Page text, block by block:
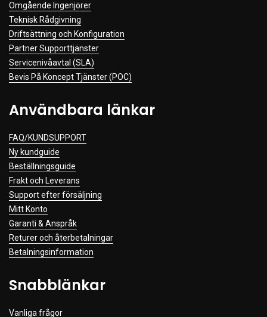
Omgående Ingenjörer
Teknisk Rådgivning
Driftsättning och Konfiguration
Partner Supporttjänster
Servicenivåavtal (SLA)
Bevis På Koncept Tjänster (POC)
Användbara länkar
FAQ/KUNDSUPPORT
Ny kundguide
Beställningsguide
Frakt och Leverans
Support efter försäljning
Mitt Konto
Garanti & Anspråk
Returer och återbetalningar
Betalningsinformation
Snabblänkar
Vanliga frågor